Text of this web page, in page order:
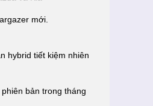
mới.
hybrid tiết kiệm nhiên
bản trong tháng